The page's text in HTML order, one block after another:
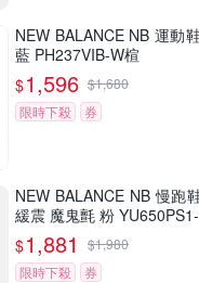
NEW BALANCE NB 運動
藍 PH237VIB-W楦
$1,596 $1,680
限時下殺
券
NEW BALANCE NB 慢
緩震 魔鬼氈 粉
$1,881 $1,980
限時下殺
券